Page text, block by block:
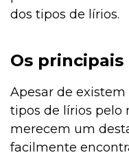
dos tipos de lírios.
Os
Apesar de
tipos de lírios pelo
merecem um
facilmente